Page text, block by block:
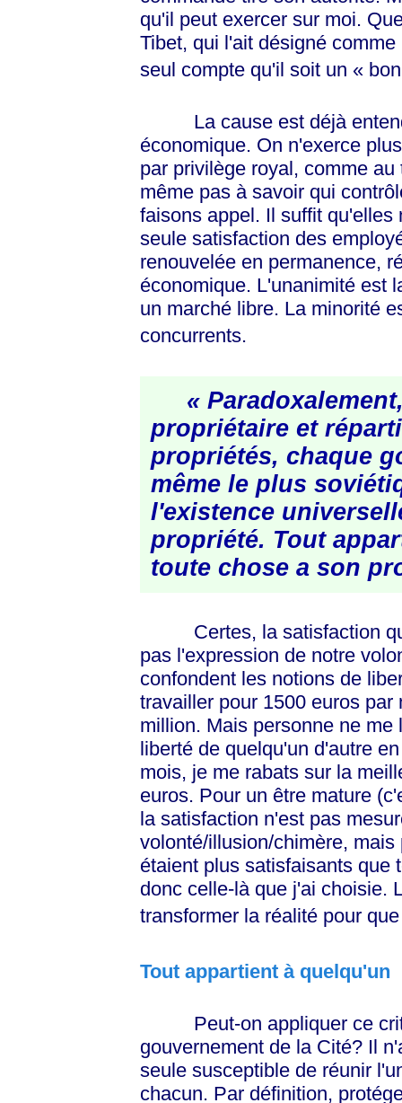
qu'il peut exercer sur moi.
Tibet, qui l'ait désigné
seul compte qu'il soit un « bon
La cause est déjà
économique. On n'exerce
par privilège royal, comme
même pas à savoir qui
faisons appel. Il suffit
seule satisfaction des
renouvelée en permanence,
économique. L'unanimité est
un marché libre. La minorité
concurrents.
«
propriétaire et
propriétés, chaque
même le plus
l'existence
propriété. Tout
toute chose a son
Certes, la satisfaction
pas l'expression de notre
confondent les notions de
travailler pour 1500 euros
million. Mais personne ne
liberté de quelqu'un d'autre
mois, je me rabats sur la
euros. Pour un être mature
la satisfaction n'est pas
volonté/illusion/chimère,
étaient plus satisfaisants que
donc celle-là que j'ai choisie.
transformer la réalité pour
Tout appartient à quelqu'un
Peut-on appliquer ce
gouvernement de la Cité? Il
seule susceptible de réunir
chacun. Par définition,